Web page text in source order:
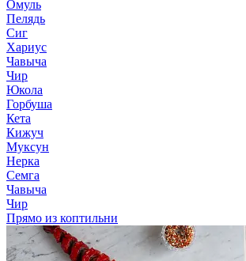
Омуль
Пелядь
Сиг
Хариус
Чавыча
Чир
Юкола
Горбуша
Кета
Кижуч
Муксун
Нерка
Семга
Чавыча
Чир
Прямо из коптильни